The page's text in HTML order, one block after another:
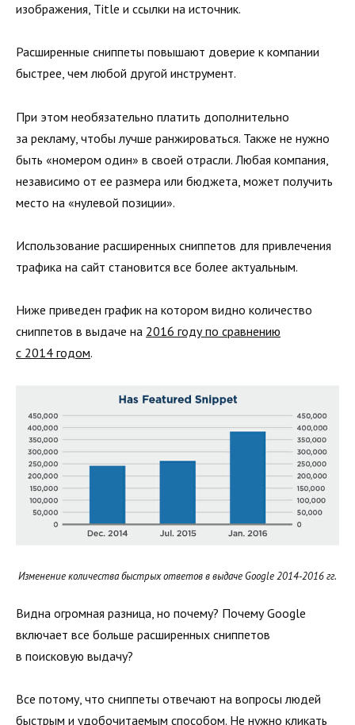
изображения, Title и ссылки на источник.
Расширенные сниппеты повышают доверие к компании
быстрее, чем любой другой инструмент.
При этом необязательно платить дополнительно
за рекламу, чтобы лучше ранжироваться. Также не нужно
быть «номером один» в своей отрасли. Любая компания,
независимо от ее размера или бюджета, может получить
место на «нулевой позиции».
Использование расширенных сниппетов для привлечения
трафика на сайт становится все более актуальным.
Ниже приведен график на котором видно количество
сниппетов в выдаче на 2016 году по сравнению
с 2014 годом.
Изменение количества быстрых ответов в выдаче Google 2014-2016 гг.
Видна огромная разница, но почему? Почему Google
включает все больше расширенных сниппетов
в поисковую выдачу?
Все потому, что сниппеты отвечают на вопросы людей
быстрым и удобочитаемым способом. Не нужно кликать